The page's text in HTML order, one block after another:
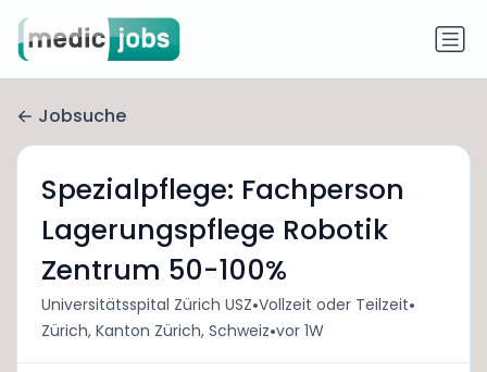
Jobsuche
Spezialpflege: Fachperson
Lagerungspflege Robotik
Zentrum 50-100%
Universitätsspital Zürich USZ•Vollzeit oder Teilzeit•
Zürich, Kanton Zürich, Schweiz•vor 1W